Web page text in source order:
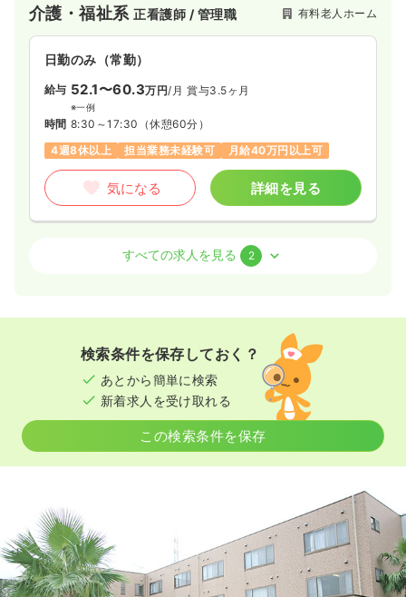
介護・福祉系正看護師 / 管理職 有料老人ホーム
日勤のみ（常勤）
給与 52.1〜60.3万円/月 賞与3.5ヶ月
※一例
時間 8:30～17:30 （休憩60分）
4週8休以上
担当業務未経験可 月給40万円以上可
気になる 詳細を見る
正看護師
8:30～17:30（休憩60分）
担当業務未経験可
月給40万円以上可
気になる 詳細を見る
給与 43.7〜52.0
※一例
時間 8:30～17:30
（休憩60分）
担当業務未経験可
月給40万円以上可
すべての求人を見る 2
検索条件を保存しておく？
あとから簡単に検索
新着求人を受け取れる
この検索条件を保存